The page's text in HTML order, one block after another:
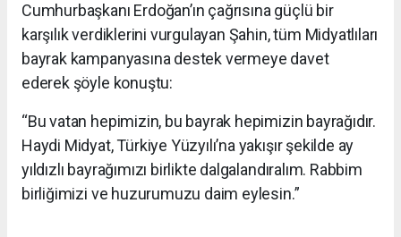
Cumhurbaşkanı Erdoğan’ın çağrısına güçlü bir
karşılık verdiklerini vurgulayan Şahin, tüm Midyatlıları
bayrak kampanyasına destek vermeye davet
ederek şöyle konuştu:
“Bu vatan hepimizin, bu bayrak hepimizin bayrağıdır.
Haydi Midyat, Türkiye Yüzyılı’na yakışır şekilde ay
yıldızlı bayrağımızı birlikte dalgalandıralım. Rabbim
birliğimizi ve huzurumuzu daim eylesin.”